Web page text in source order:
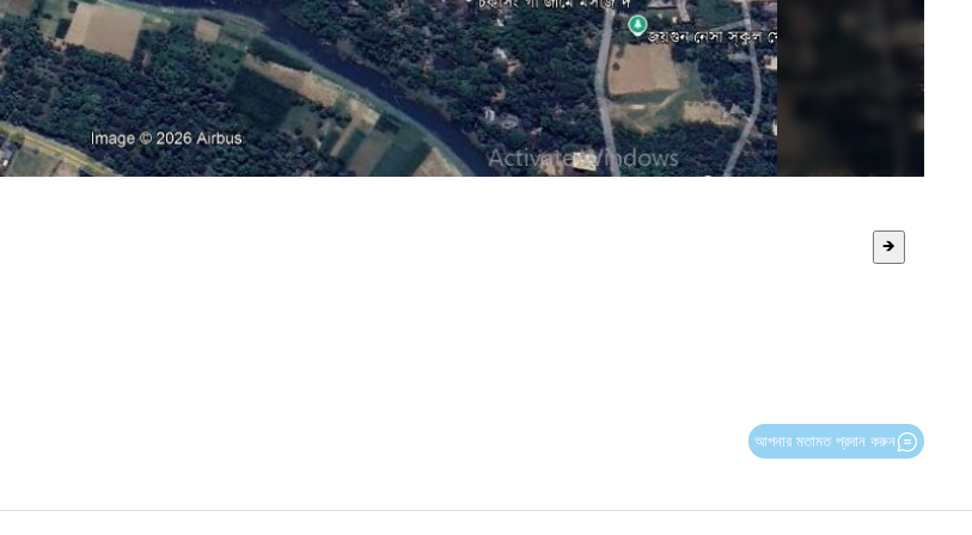
🡺
আপনার মতামত প্রদান করুন